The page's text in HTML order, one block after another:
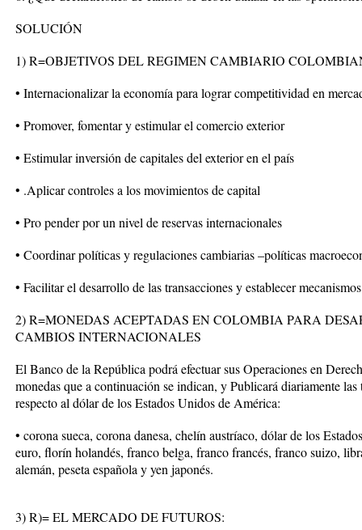
SOLUCIÓN
1) R=OBJETIVOS DEL REGIMEN CAMBIARIO
• Internacionalizar la economía para lograr competitividad en
• Promover, fomentar y estimular el comercio exterior
• Estimular inversión de capitales del exterior en el país
• .Aplicar controles a los movimientos de capital
• Pro pender por un nivel de reservas internacionales
• Coordinar políticas y regulaciones cambiarias –políticas
• Facilitar el desarrollo de las transacciones y establecer
2) R=MONEDAS ACEPTADAS EN COLOMBIA PARA
CAMBIOS INTERNACIONALES
El Banco de la República podrá efectuar sus Operaciones en
monedas que a continuación se indican, y Publicará diariamente las
respecto al dólar de los Estados Unidos de América:
• corona sueca, corona danesa, chelín austríaco, dólar de los
euro, florín holandés, franco belga, franco francés, franco suizo,
alemán, peseta española y yen japonés.
3) R)= EL MERCADO DE FUTUROS: